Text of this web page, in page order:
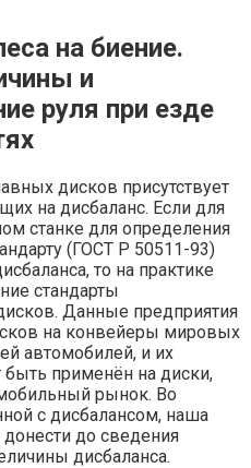
на биение.
и
руля при езде
дисков присутствует
на дисбаланс. Если для
станке для определения
(ГОСТ Р 50511-93)
то на практике
стандарты
Данные предприятия
на конвейеры мировых
автомобилей, и их
быть применён на диски,
рынок. Во
с дисбалансом, наша
до сведения
дисбаланса.